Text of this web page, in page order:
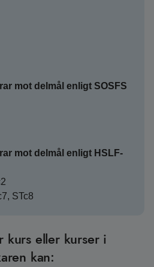
mot delmål enligt SOSFS
mot delmål enligt HSLF-
STc8
kurs eller kurser i
kan: